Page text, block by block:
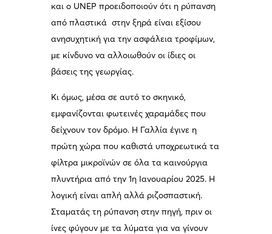
και ο UNEP προειδοποιούν ότι η ρύπανση
από πλαστικά στην ξηρά είναι εξίσου
ανησυχητική για την ασφάλεια τροφίμων,
με κίνδυνο να αλλοιωθούν οι ίδιες οι
βάσεις της γεωργίας.
Κι όμως, μέσα σε αυτό το σκηνικό,
εμφανίζονται φωτεινές χαραμάδες που
δείχνουν τον δρόμο. Η Γαλλία έγινε η
πρώτη χώρα που καθιστά υποχρεωτικά τα
φίλτρα μικροϊνών σε όλα τα καινούργια
πλυντήρια από την 1η Ιανουαρίου 2025. Η
λογική είναι απλή αλλά ριζοσπαστική.
Σταματάς τη ρύπανση στην πηγή, πριν οι
ίνες φύγουν με τα λύματα για να γίνουν